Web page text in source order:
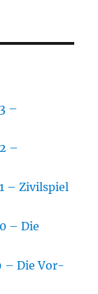
–
–
– Zivilspiel
– Die
– Die Vor-